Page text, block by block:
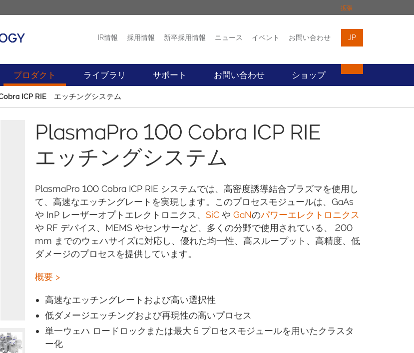
拡張
プロダクト ニュース イベント お問い合わせ
IR情報 採用情報 新卒採用情報 ニュース イベント お問い合わせ JP
プロダクト ライブラリ サポート お問い合わせ ショップ
ICP RIE エッチングシステム
PlasmaPro 100 Cobra ICP RIE
エッチングシステム
PlasmaPro 100 Cobra ICP RIE システムでは、高密度誘導結合プラズマを使用し
て、高速なエッチングレートを実現します。このプロセスモジュールは、GaAs
や InP レーザーオプトエレクトロニクス、SiC やGaNのパワーエレクトロニクス
や RF デバイス、MEMS やセンサーなど、多くの分野で使用されている、 200
mm までのウェハサイズに対応し、優れた均一性、高スループット、高精度、低
ダメージのプロセスを提供しています。
概要 >
高速なエッチングレートおよび高い選択性
低ダメージエッチングおよび再現性の高いプロセス
単一ウェハ ロードロックまたは最大 5 プロセスモジュールを用いたクラスタ
ー化